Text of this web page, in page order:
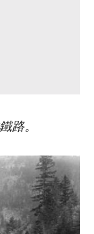
路。